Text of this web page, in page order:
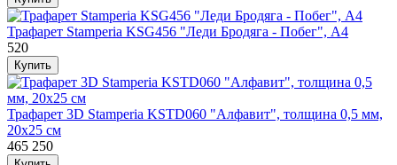
Трафарет Stamperia KSG456 "Леди Бродяга - Побег", А4
520
Трафарет 3D Stamperia KSTD060 "Алфавит", толщина 0,5 мм,
20х25 см
465 250